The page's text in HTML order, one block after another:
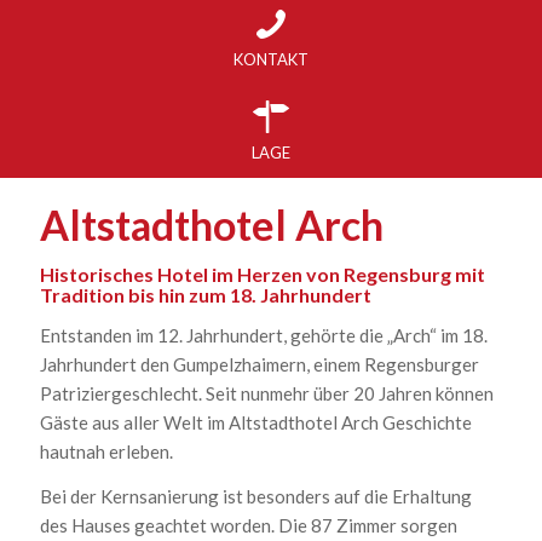
KONTAKT
LAGE
Altstadthotel Arch
Historisches Hotel im Herzen von Regensburg mit
Tradition bis hin zum 18. Jahrhundert
Entstanden im 12. Jahrhundert, gehörte die „Arch“ im 18.
Jahrhundert den Gumpelzhaimern, einem Regensburger
Patriziergeschlecht. Seit nunmehr über 20 Jahren können
Gäste aus aller Welt im Altstadthotel Arch Geschichte
hautnah erleben.
Bei der Kernsanierung ist besonders auf die Erhaltung
des Hauses geachtet worden. Die 87 Zimmer sorgen